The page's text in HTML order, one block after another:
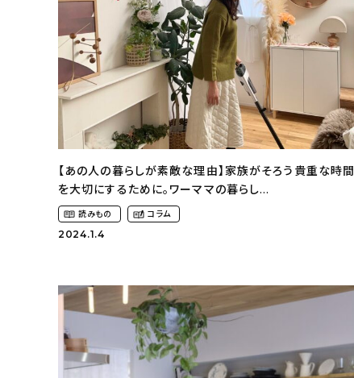
【あの人の暮らしが素敵な理由】家族がそろう貴重な時間
を大切にするために。ワーママの暮らし
（na_chan.homeさん）
読みもの コラム
2024.1.4